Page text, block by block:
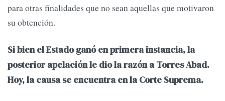
para otras finalidades que no sean aquellas que motivaron
su obtención.
Si bien el Estado ganó en primera instancia, la
posterior apelación le dio la razón a Torres Abad.
Hoy, la causa se encuentra en la Corte Suprema.